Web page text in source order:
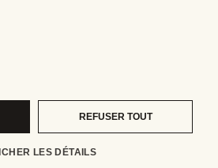
REFUSER TOUT
LES DÉTAILS